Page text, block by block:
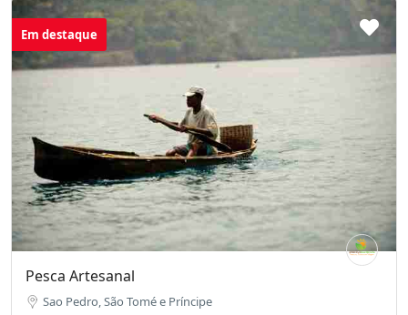
Em destaque
Pesca Artesanal
Sao Pedro, São Tomé e Príncipe